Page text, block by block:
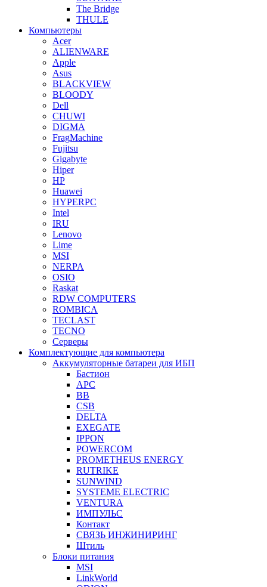
The Bridge
THULE
Компьютеры
Acer
ALIENWARE
Apple
Asus
BLACKVIEW
BLOODY
Dell
CHUWI
DIGMA
FragMachine
Fujitsu
Gigabyte
Hiper
HP
Huawei
HYPERPC
Intel
IRU
Lenovo
Lime
MSI
NERPA
OSIO
Raskat
RDW COMPUTERS
ROMBICA
TECLAST
TECNO
Серверы
Комплектующие для компьютера
Аккумуляторные батареи для ИБП
Бастион
APC
BB
CSB
DELTA
EXEGATE
IPPON
POWERCOM
PROMETHEUS ENERGY
RUTRIKE
SUNWIND
SYSTEME ELECTRIC
VENTURA
ИМПУЛЬС
Контакт
СВЯЗЬ ИНЖИНИРИНГ
Штиль
Блоки питания
MSI
LinkWorld